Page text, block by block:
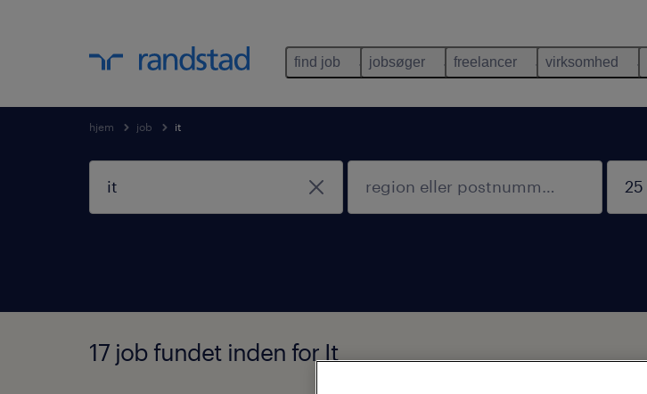
find job jobsøger freelancer virksomhed
hjem job it
17 job fundet inden for It